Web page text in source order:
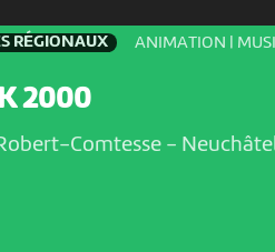
RÉGIONAUX
ANIMATION |
2000
Comtesse -